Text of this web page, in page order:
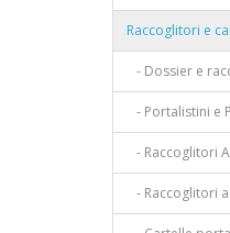
Raccoglitori e
- Dossier e
- Portalistini e
- Raccoglitori
- Raccoglitori